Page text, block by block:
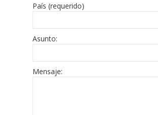
País (requerido)
Asunto:
Mensaje: